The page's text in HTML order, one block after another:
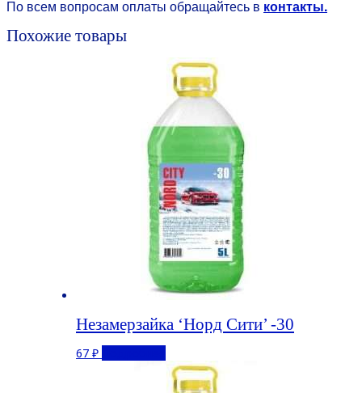
По всем вопросам оплаты обращайтесь в контакты.
Похожие товары
Незамерзайка ‘Норд Сити’ -30
67 ₽